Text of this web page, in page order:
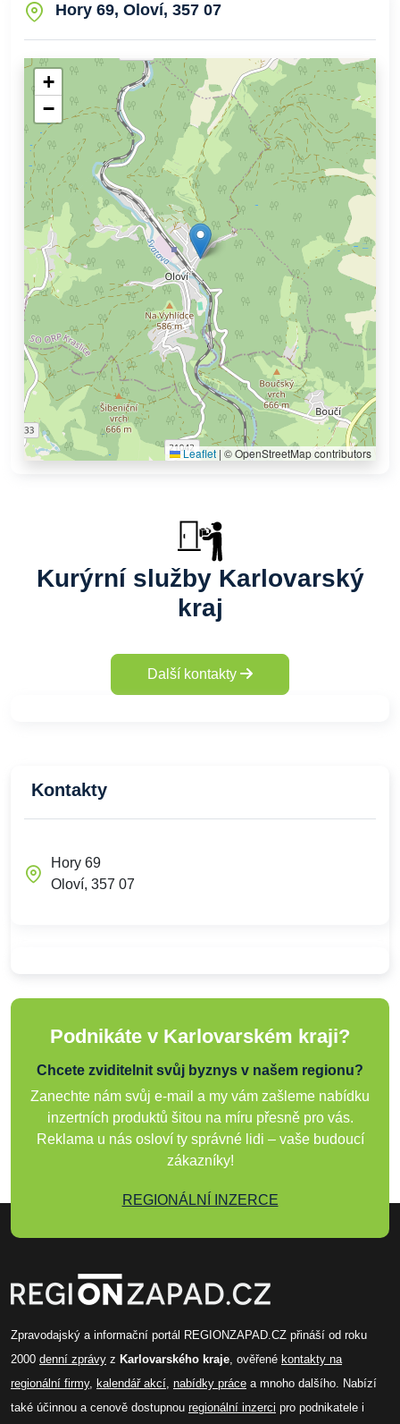
Hory 69, Oloví, 357 07
+
−
Leaflet | © OpenStreetMap contributors
Kurýrní služby Karlovarský
kraj
Další kontakty
Kontakty
Hory 69
Oloví, 357 07
Podnikáte v Karlovarském kraji?
Chcete zviditelnit svůj byznys v našem regionu?
Zanechte nám svůj e-mail a my vám zašleme nabídku
inzertních produktů šitou na míru přesně pro vás.
Reklama u nás osloví ty správné lidi – vaše budoucí
zákazníky!
REGIONÁLNÍ INZERCE
Zpravodajský a informační portál REGIONZAPAD.CZ přináší od roku
2000 denní zprávy z Karlovarského kraje, ověřené kontakty na
regionální firmy, kalendář akcí, nabídky práce a mnoho dalšího. Nabízí
také účinnou a cenově dostupnou regionální inzerci pro podnikatele i